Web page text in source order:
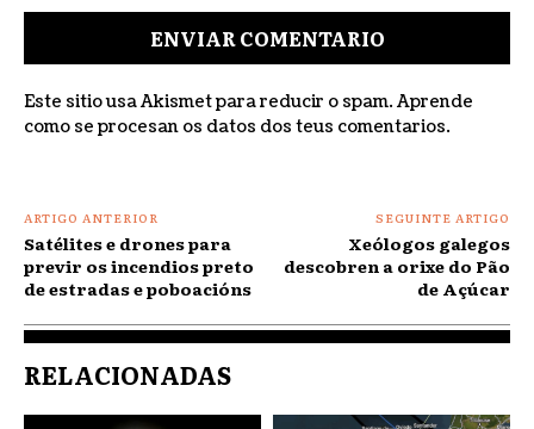
Este sitio usa Akismet para reducir o spam. Aprende
como se procesan os datos dos teus comentarios.
ARTIGO ANTERIOR
Satélites e drones para
previr os incendios preto
de estradas e poboacións
SEGUINTE ARTIGO
Xeólogos galegos
descobren a orixe do Pão
de Açúcar
RELACIONADAS